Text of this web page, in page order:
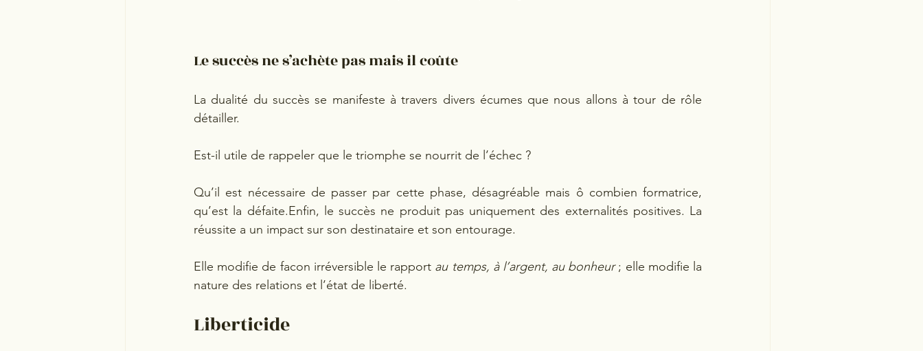
Le succès ne s’achète pas mais il coûte
La dualité du succès se manifeste à travers divers écumes que nous allons à tour de rôle
détailler.
Est-il utile de rappeler que le triomphe se nourrit de l’échec ?
Qu’il est nécessaire de passer par cette phase, désagréable mais ô combien formatrice,
qu’est la défaite.Enfin, le succès ne produit pas uniquement des externalités positives. La
réussite a un impact sur son destinataire et son entourage.
Elle modifie de facon irréversible le rapport au temps, à l’argent, au bonheur ; elle modifie la
nature des relations et l’état de liberté.
Liberticide